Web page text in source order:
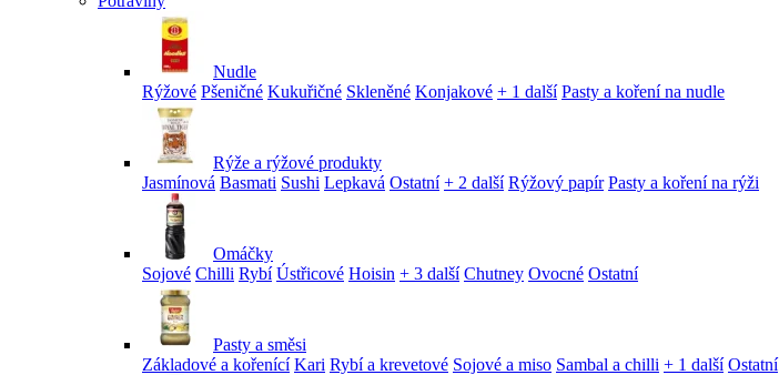
Nudle
Rýžové Pšeničné Kukuřičné Skleněné Konjakové + 1 další Pasty a koření na nudle
Rýže a rýžové produkty
Jasmínová Basmati Sushi Lepkavá Ostatní + 2 další Rýžový papír Pasty a koření na rýži
Omáčky
Sojové Chilli Rybí Ústřicové Hoisin + 3 další Chutney Ovocné Ostatní
Pasty a směsi
Základové a kořenící Kari Rybí a krevetové Sojové a miso Sambal a chilli + 1 další Ostatní